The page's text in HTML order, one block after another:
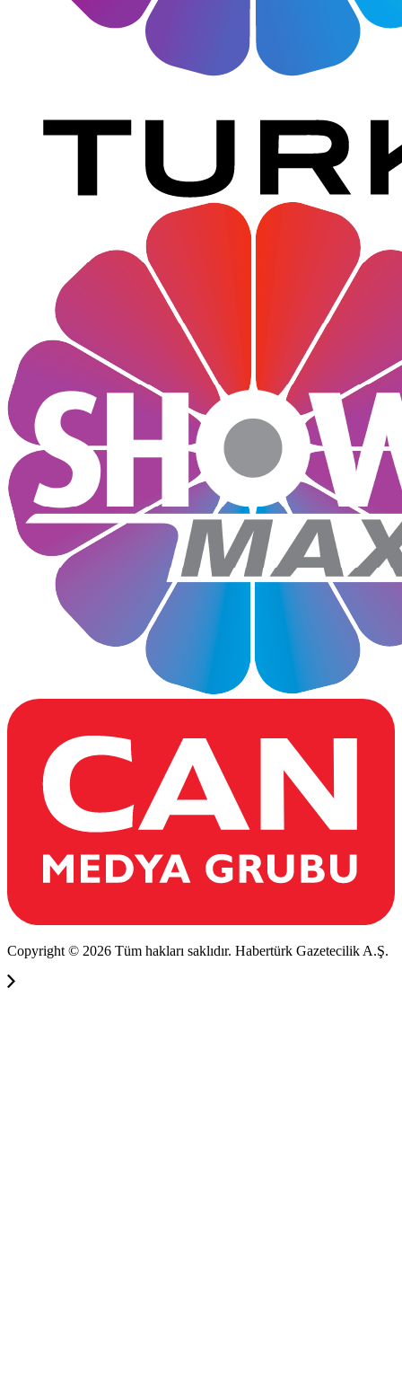
Copyright © 2026 Tüm hakları saklıdır. Habertürk Gazetecilik A.Ş.